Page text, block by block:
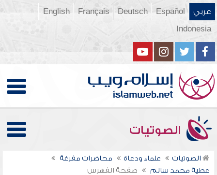
عربي Español
Deutsch
Français
English
Indonesia
الصوتيات
الصوتيات علماء ودعاة
محاضرات مفرغة
عطية محمد سالم
صفحة الفهرس